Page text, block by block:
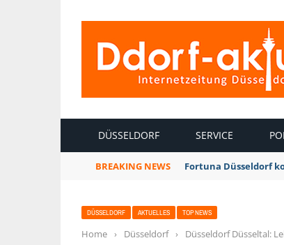
DÜSSELDORF SERVICE
BREAKING NEWS Fortuna Düsseldorf
DÜSSELDORF AKTUELLES TOP NEWS
Home › Düsseldorf › Düsseldorf Düsseltal: